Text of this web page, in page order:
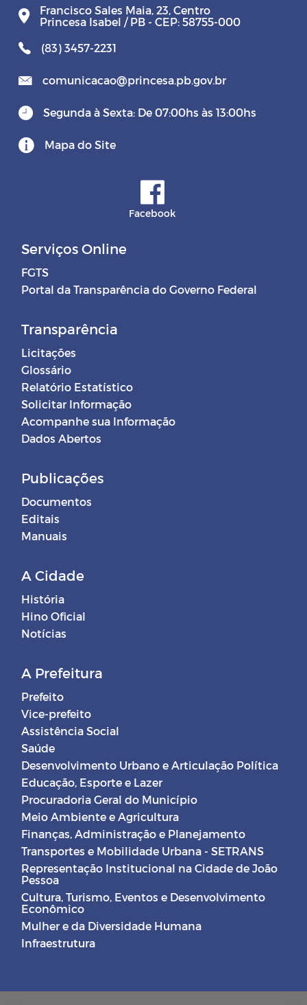
Francisco Sales Maia, 23, Centro
Princesa Isabel / PB - CEP: 58755-000
(83) 3457-2231
comunicacao@princesa.pb.gov.br
Segunda à Sexta: De 07:00hs às 13:00hs
Mapa do Site
Facebook
Serviços Online
FGTS
Portal da Transparência do Governo Federal
Transparência
Licitações
Glossário
Relatório Estatístico
Solicitar Informação
Acompanhe sua Informação
Dados Abertos
Publicações
Documentos
Editais
Manuais
A Cidade
História
Hino Oficial
Notícias
A Prefeitura
Prefeito
Vice-prefeito
Assistência Social
Saúde
Desenvolvimento Urbano e Articulação Política
Educação, Esporte e Lazer
Procuradoria Geral do Município
Meio Ambiente e Agricultura
Finanças, Administração e Planejamento
Transportes e Mobilidade Urbana - SETRANS
Representação Institucional na Cidade de João
Pessoa
Cultura, Turismo, Eventos e Desenvolvimento
Econômico
Mulher e da Diversidade Humana
Infraestrutura